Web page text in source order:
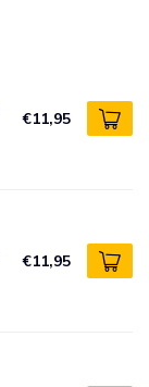
€11,95
€11,95